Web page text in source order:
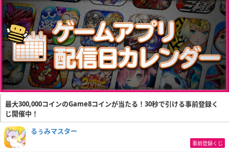
最大300,000コインのGame8コインが当たる！30秒で引ける事前登録く
じ開催中！
るぅみマスター
事前登録くじ